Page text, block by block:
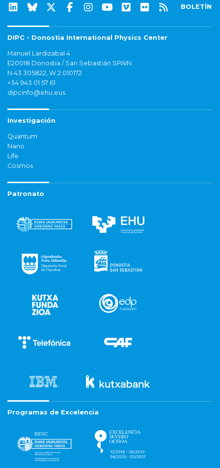
BOLETÍN
DIPC - Donostia International Physics Center
Manuel Lardizabal 4
E20018 Donostia / San Sebastián SPAIN
N 43.305822, W 2.010172
+34 943 01 57 61
dipcinfo@ehu.eus
Investigación
Quantum
Nano
Life
Cosmos
Patronato
Programas de Excelencia